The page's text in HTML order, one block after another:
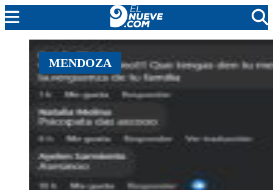
MENDOZA
CADA DÍA
ARGENTINA
NOTICIERO 9
PROTAGONISTAS
EL NUEVE STREAMS
PROGRAMACIÓN
MENDOZA